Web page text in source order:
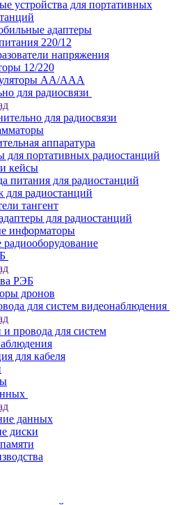
устройства для портативных
адаптеры
220/12
напряжения
12/220
АА/ААА
для радиосвязи
для радиосвязи
аппаратура
для портативных радиостанций
кейсы
питания для радиостанций
для радиостанций
тангент
для радиостанций
информаторы
радиооборудование
РЭБ
дронов
для систем видеонаблюдения
и провода для систем
для кабеля
данных
диски